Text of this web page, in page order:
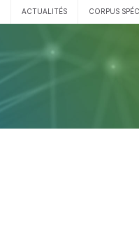
ACTUALITÉS CORPUS